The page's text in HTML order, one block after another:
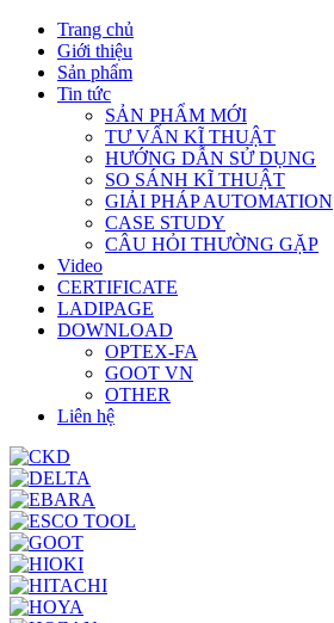
Trang chủ
Giới thiệu
Sản phẩm
Tin tức
SẢN PHẨM MỚI
TƯ VẤN KĨ THUẬT
HƯỚNG DẪN SỬ DỤNG
SO SÁNH KĨ THUẬT
GIẢI PHÁP AUTOMATION
CASE STUDY
CÂU HỎI THƯỜNG GẶP
Video
CERTIFICATE
LADIPAGE
DOWNLOAD
OPTEX-FA
GOOT VN
OTHER
Liên hệ